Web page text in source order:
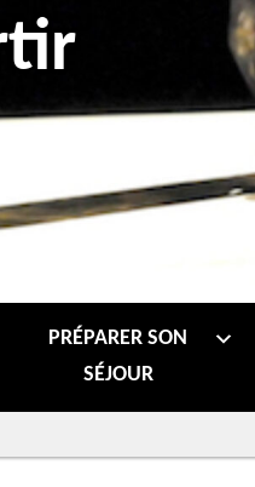
PRÉPARER SON
SÉJOUR